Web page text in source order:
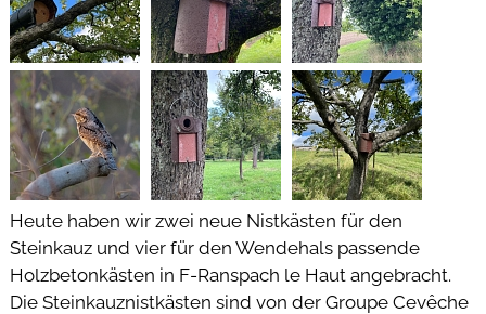
Heute haben wir zwei neue Nistkästen für den
Steinkauz und vier für den Wendehals passende
Holzbetonkästen in F-Ranspach le Haut angebracht.
Die Steinkauznistkästen sind von der Groupe Cevêche